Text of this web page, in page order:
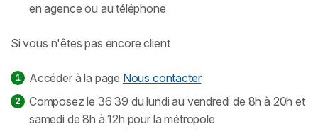
en agence ou au téléphone
Si vous n'êtes pas encore client
Accéder à la page Nous contacter
Composez le 36 39 du lundi au vendredi de 8h à 20h et
samedi de 8h à 12h pour la métropole